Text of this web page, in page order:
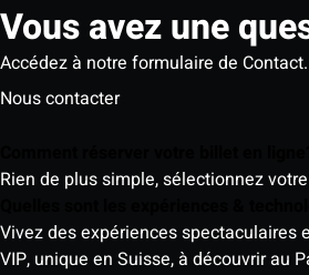
Vous avez une
Accédez à notre formulaire de Contact.
Nous contacter
Rien de plus simple, sélectionnez
Vivez des expériences
VIP, unique en Suisse, à découvrir au